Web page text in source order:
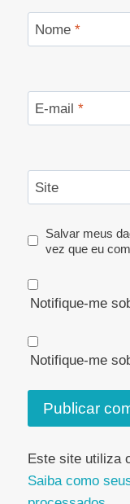
Nome *
E-mail *
Site
Salvar meus
vez que eu
Notifique-me
Notifique-me
Este site utiliza
Saiba como